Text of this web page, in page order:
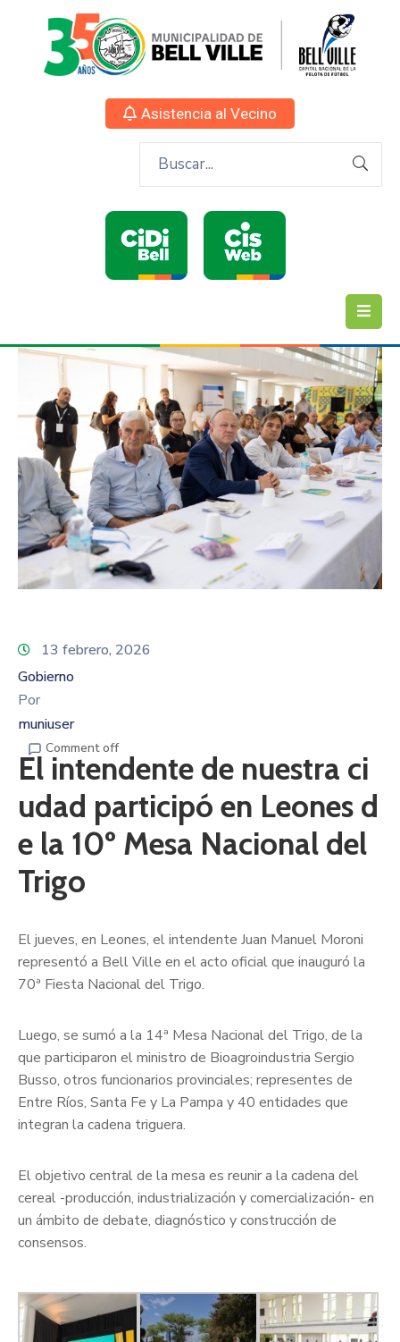
Asistencia al Vecino
13 febrero, 2026
Gobierno
Por
muniuser
Comment off
El intendente de nuestra ci
udad participó en Leones d
e la 10º Mesa Nacional del
Trigo
El jueves, en Leones, el intendente Juan Manuel Moroni
representó a Bell Ville en el acto oficial que inauguró la
70ª Fiesta Nacional del Trigo.
Luego, se sumó a la 14ª Mesa Nacional del Trigo, de la
que participaron el ministro de Bioagroindustria Sergio
Busso, otros funcionarios provinciales; representes de
Entre Ríos, Santa Fe y La Pampa y 40 entidades que
integran la cadena triguera.
El objetivo central de la mesa es reunir a la cadena del
cereal -producción, industrialización y comercialización- en
un ámbito de debate, diagnóstico y construcción de
consensos.